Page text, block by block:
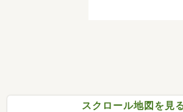
スクロール地図を見